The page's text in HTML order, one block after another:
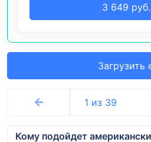
3 649 руб.
Загрузить
1 из 39
Кому подойдет